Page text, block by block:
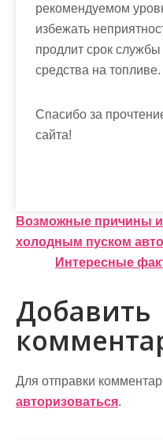
рекомендуемом
избежать
продлит срок
средства на топливе.
Спасибо за
сайта!
Н
а
и
г
а
ц
Возможные причины и
холодным пуском
Интересные
Добавить
Для отправки
авторизоваться.